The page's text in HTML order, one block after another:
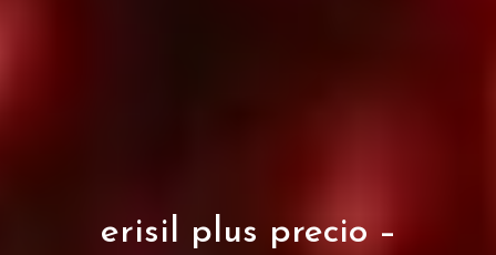
erisil plus precio –